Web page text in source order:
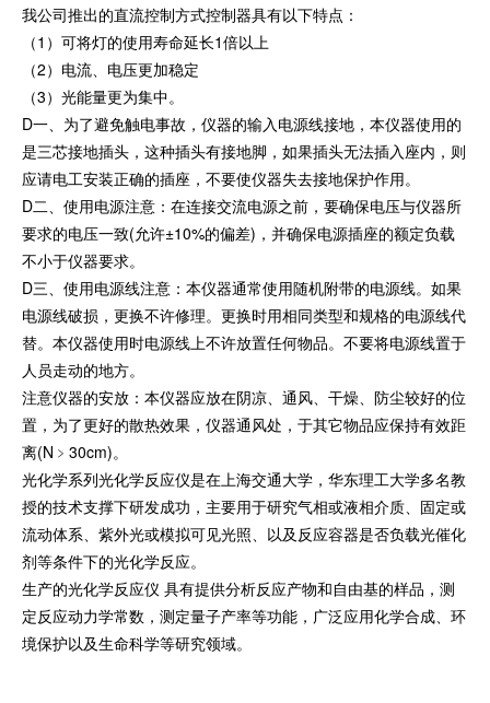
我公司推出的直流控制方式控制器具有以下特点：
（1）可将灯的使用寿命延长1倍以上
（2）电流、电压更加稳定
（3）光能量更为集中。
D一、为了避免触电事故，仪器的输入电源线接地，本仪器使用的
是三芯接地插头，这种插头有接地脚，如果插头无法插入座内，则
应请电工安装正确的插座，不要使仪器失去接地保护作用。
D二、使用电源注意：在连接交流电源之前，要确保电压与仪器所
要求的电压一致(允许±10%的偏差)，并确保电源插座的额定负载
不小于仪器要求。
D三、使用电源线注意：本仪器通常使用随机附带的电源线。如果
电源线破损，更换不许修理。更换时用相同类型和规格的电源线代
替。本仪器使用时电源线上不许放置任何物品。不要将电源线置于
人员走动的地方。
注意仪器的安放：本仪器应放在阴凉、通风、干燥、防尘较好的位
置，为了更好的散热效果，仪器通风处，于其它物品应保持有效距
离(N﹥30cm)。
光化学系列光化学反应仪是在上海交通大学，华东理工大学多名教
授的技术支撑下研发成功，主要用于研究气相或液相介质、固定或
流动体系、紫外光或模拟可见光照、以及反应容器是否负载光催化
剂等条件下的光化学反应。
生产的光化学反应仪 具有提供分析反应产物和自由基的样品，测
定反应动力学常数，测定量子产率等功能，广泛应用化学合成、环
境保护以及生命科学等研究领域。